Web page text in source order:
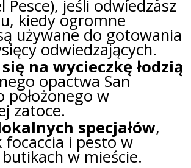
Pesce), jeśli odwiedzasz
kiedy ogromne
używane do gotowania
odwiedzających.
na wycieczkę łodzią
opactwa San
położonego w
zatoce.
specjałów,
focaccia i pesto w
w mieście.